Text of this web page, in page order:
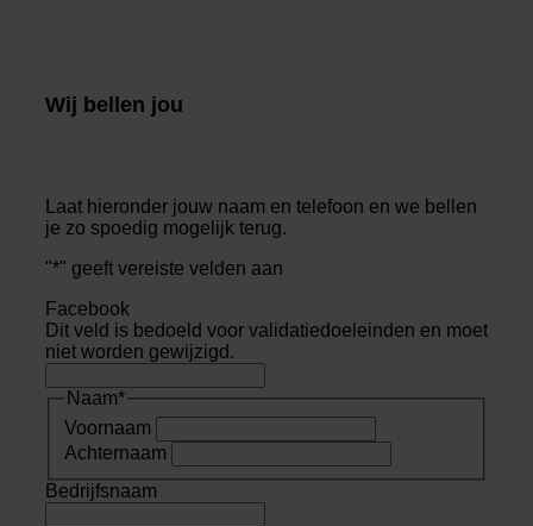
Wij bellen jou
Laat hieronder jouw naam en telefoon en we bellen
je zo spoedig mogelijk terug.
"*" geeft vereiste velden aan
Facebook
Dit veld is bedoeld voor validatiedoeleinden en moet
niet worden gewijzigd.
Naam*
Voornaam
Achternaam
Bedrijfsnaam